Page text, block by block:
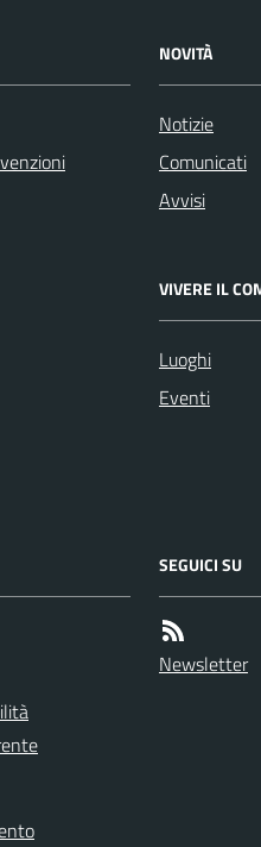
NOVITÀ
Notizie
Comunicati
Avvisi
VIVERE IL
Luoghi
Eventi
SEGUICI SU
Newsletter